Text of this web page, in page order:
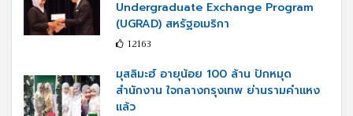
Undergraduate Exchange Program
(UGRAD) สหรัฐอเมริกา
12163
มุสลิมะฮ์ อายุน้อย 100 ล้าน ปักหมุด
สำนักงาน ใจกลางกรุงเทพ ย่านรามคำแหง
แล้ว